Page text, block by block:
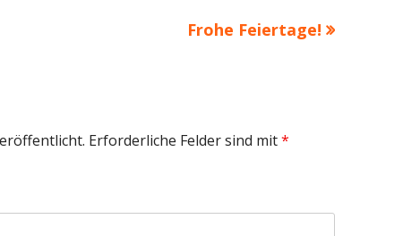
Nächster
Frohe Feiertage!
Erforderliche Felder sind mit*